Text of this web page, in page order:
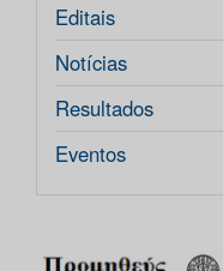
Editais
Notícias
Resultados
Eventos